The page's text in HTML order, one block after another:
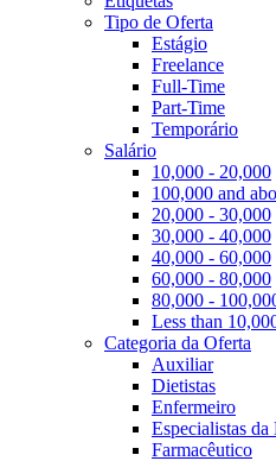
Tipo de Oferta
Estágio
Freelance
Full-Time
Part-Time
Temporário
Salário
10,000 - 20,000
100,000 and
20,000 - 30,000
30,000 - 40,000
40,000 - 60,000
60,000 - 80,000
80,000 -
Less than
Categoria da Oferta
Auxiliar
Dietistas
Enfermeiro
Especialistas
Farmacêutico